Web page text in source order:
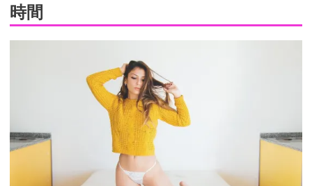
引用：https://www.tachikawa-lip.com/spn/girls/yuuri/girl_688_1.jpg?2020-06-11%201
3:18:48
2人目のおすすめ嬢はおしとやかな雰囲気なのにおっぱい